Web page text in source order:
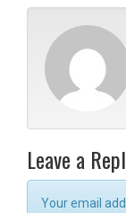
Leave a
Your email